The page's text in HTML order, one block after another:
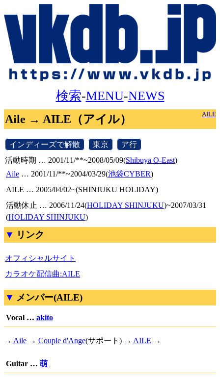
検索-MENU-NEWS
AILE
Aile → AILE（アイル）
インディーズで解散 東京 ア行
活動時期 … 2001/11/**~2008/05/09(Shibuya O-East)
Aile … 2001/11/**~2004/03/29(池袋CYBER)
AILE … 2005/04/02~(SHINJUKU HOLIDAY)
活動休止 … 2006/11/24(HOLIDAY SHINJUKU)~2007/03/31
(HOLIDAY SHINJUKU)
リンク
オフィシャルサイト
カラオケ配信曲:AILE
メンバー(AILE)
Vocal … akito
→ Aile → Couple d'Ange(サポート) → AILE →
Guitar … 萌